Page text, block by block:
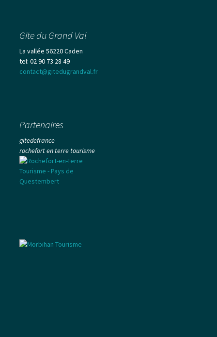
Gite du Grand Val
La vallée 56220 Caden
tel: 02 90 73 28 49
contact@gitedugrandval.fr
Partenaires
gitedefrance
rochefort en terre tourisme